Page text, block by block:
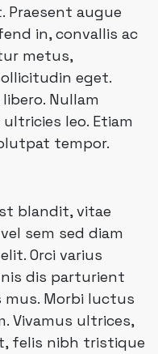
augue
in, convallis ac
metus,
eget.
Nullam
leo. Etiam
tempor.
blandit, vitae
sem sed diam
Orci varius
dis parturient
Morbi luctus
Vivamus ultrices,
felis nibh tristique